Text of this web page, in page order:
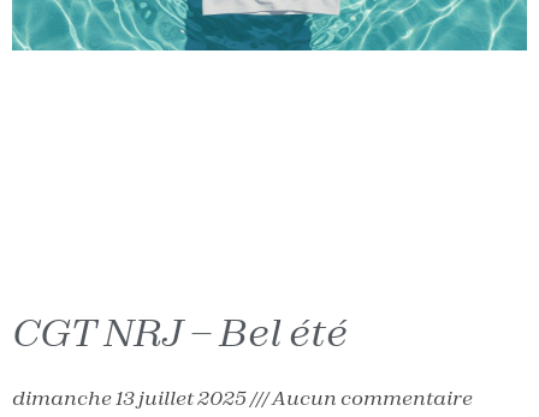
CGT NRJ – Bel été
dimanche 13 juillet 2025
Aucun commentaire